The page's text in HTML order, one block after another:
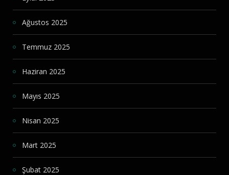
Ağustos 2025
Temmuz 2025
Haziran 2025
Mayıs 2025
Nisan 2025
Mart 2025
Şubat 2025